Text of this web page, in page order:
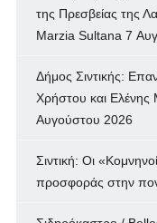
της Πρεσβείας της
Marzia Sultana 7
Δήμος Σιντικής:
Χρήστου και
Αυγούστου 2026
Σιντική: Οι
προσφοράς στην